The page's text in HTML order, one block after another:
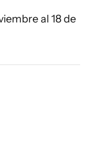
al 18 de